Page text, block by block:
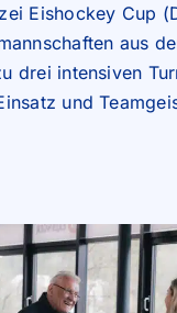
Eishockey Cup
aus
drei intensiven
und